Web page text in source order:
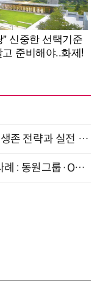
AI × Design : UX디자이너의 5가지 생존 전략과 실전 대응 8월 28일 개최
B2B에서 B2C까지, 현장 실제 운영사례 : 동원그룹·OCI·다이닝브랜즈그룹·당근 (8/27)